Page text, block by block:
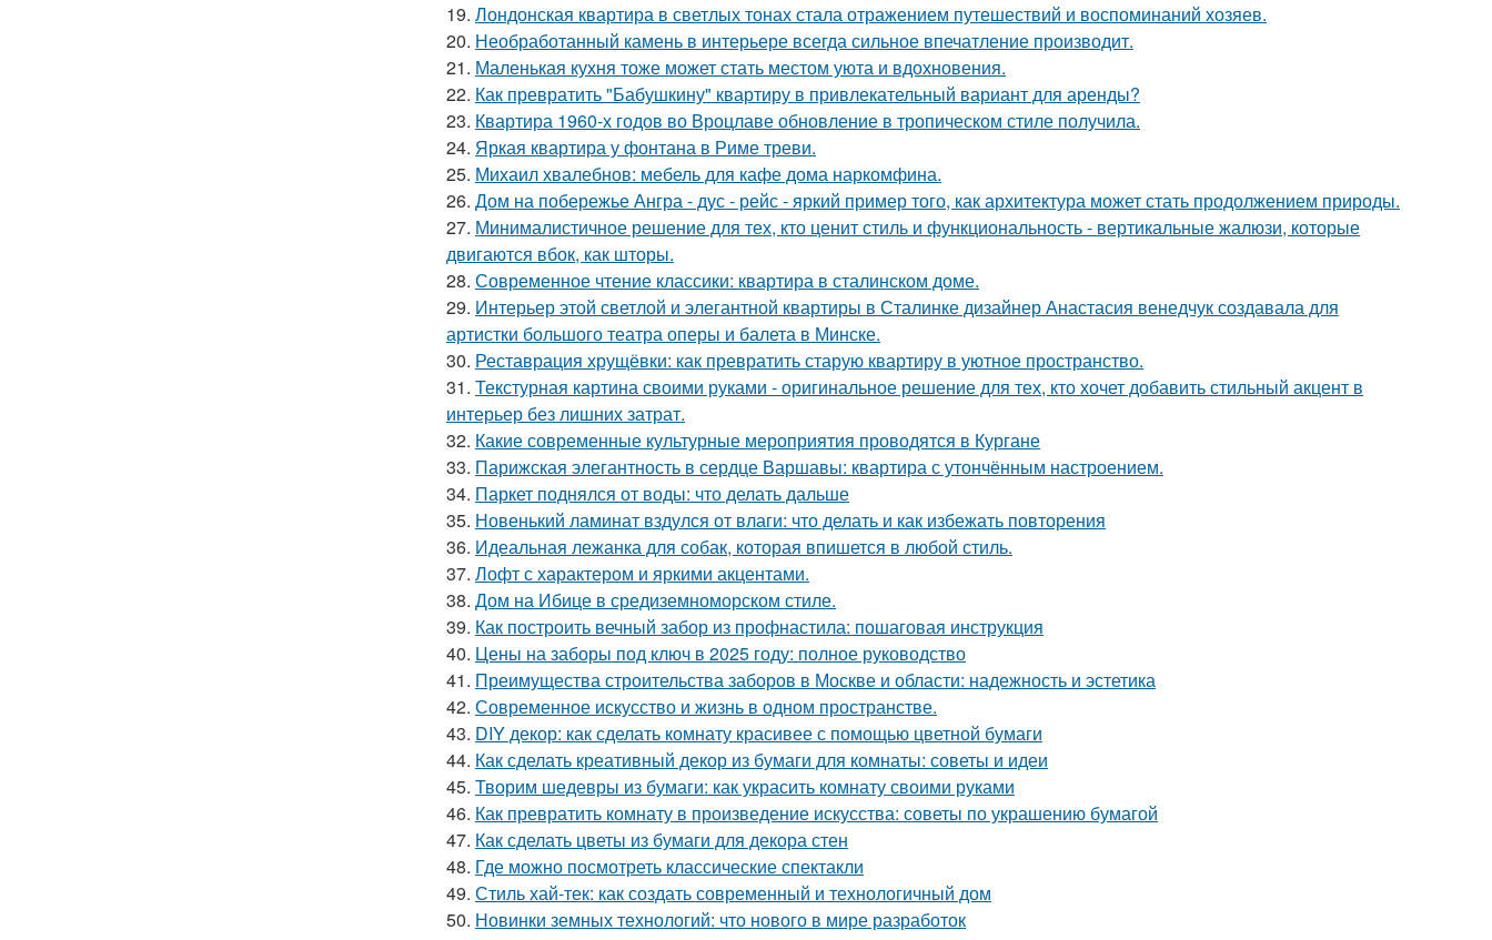
19. Лондонская квартира в светлых тонах стала отражением путешествий и воспоминаний хозяев.
20. Необработанный камень в интерьере всегда сильное впечатление производит.
21. Маленькая кухня тоже может стать местом уюта и вдохновения.
22. Как превратить "Бабушкину" квартиру в привлекательный вариант для аренды?
23. Квартира 1960-х годов во Вроцлаве обновление в тропическом стиле получила.
24. Яркая квартира у фонтана в Риме треви.
25. Михаил хвалебнов: мебель для кафе дома наркомфина.
26. Дом на побережье Ангра - дус - рейс - яркий пример того, как архитектура может стать продолжением природы.
27. Минималистичное решение для тех, кто ценит стиль и функциональность - вертикальные жалюзи, которые
двигаются вбок, как шторы.
28. Современное чтение классики: квартира в сталинском доме.
29. Интерьер этой светлой и элегантной квартиры в Сталинке дизайнер Анастасия венедчук создавала для
артистки большого театра оперы и балета в Минске.
30. Реставрация хрущёвки: как превратить старую квартиру в уютное пространство.
31. Текстурная картина своими руками - оригинальное решение для тех, кто хочет добавить стильный акцент в
интерьер без лишних затрат.
32. Какие современные культурные мероприятия проводятся в Кургане
33. Парижская элегантность в сердце Варшавы: квартира с утончённым настроением.
34. Паркет поднялся от воды: что делать дальше
35. Новенький ламинат вздулся от влаги: что делать и как избежать повторения
36. Идеальная лежанка для собак, которая впишется в любой стиль.
37. Лофт с характером и яркими акцентами.
38. Дом на Ибице в средиземноморском стиле.
39. Как построить вечный забор из профнастила: пошаговая инструкция
40. Цены на заборы под ключ в 2025 году: полное руководство
41. Преимущества строительства заборов в Москве и области: надежность и эстетика
42. Современное искусство и жизнь в одном пространстве.
43. DIY декор: как сделать комнату красивее с помощью цветной бумаги
44. Как сделать креативный декор из бумаги для комнаты: советы и идеи
45. Творим шедевры из бумаги: как украсить комнату своими руками
46. Как превратить комнату в произведение искусства: советы по украшению бумагой
47. Как сделать цветы из бумаги для декора стен
48. Где можно посмотреть классические спектакли
49. Стиль хай-тек: как создать современный и технологичный дом
50. Новинки земных технологий: что нового в мире разработок